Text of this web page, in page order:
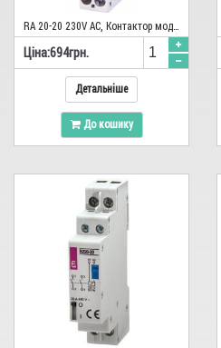
32
40
Напруга живлення (В)
220 AC
24 AC
230 AC
Кількість контактів
RA 20-20 230V AC, Контактор модульний
Цiна:694грн.
Детальніше
До кошику